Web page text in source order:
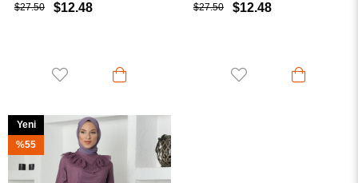
$12.48
$27.50 $12.48
$27.50
Yeni
Ürün
%55